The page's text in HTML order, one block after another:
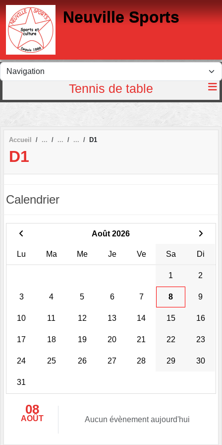
Neuville Sports
Tennis de table
Accueil D1
D1
Calendrier
Août 2026
Lu Ma Me Je Ve Sa Di
1 2
3 4 5 6 7 8 9
10 11 12 13 14 15 16
17 18 19 20 21 22 23
24 25 26 27 28 29 30
31
08
AOÛT Aucun évènement aujourd'hui
Panneau de gestion des cookies